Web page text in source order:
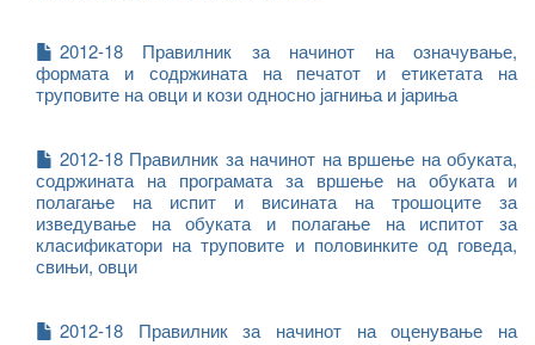
2012-18 Правилник за начинот на означување,
формата и содржината на печатот и етикетата на
труповите на овци и кози односно јагниња и јариња
2012-18 Правилник за начинот на вршење на обуката,
содржината на програмата за вршење на обуката и
полагање на испит и висината на трошоците за
изведување на обуката и полагање на испитот за
класификатори на труповите и половинките од говеда,
свињи, овци
2012-18 Правилник за начинот на оценување на